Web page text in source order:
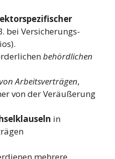
bei Versicherungs-
behördlichen
Arbeitsverträgen,
von der Veräußerung
in
mehrere